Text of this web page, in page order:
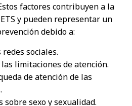
factores contribuyen a la
y pueden representar un
debido a:
sociales.
las limitaciones de atención.
de atención de las
sobre sexo y sexualidad.